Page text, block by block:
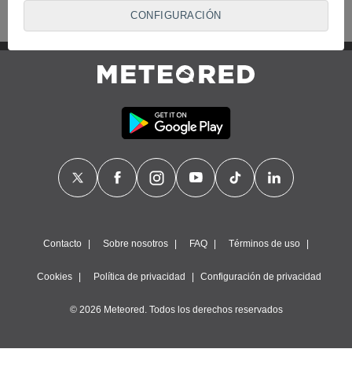
visita en este sitio web, las direcciones IP y los
identificadores de cookies. Es posible que algunos
interés legítimo, algo a lo que puedes oponerte. Para ello,
puede retirar su consentimiento u oponerse al tratamiento de
datos en cualquier momento haciendo clic en"Configurar"
Nosotros y nuestros socios hacemos el siguiente
tratamiento de datos:
Almacenar la información en un dispositivo y/o acceder a
ella, uso de datos limitados para seleccionar anuncios
básicos, crear perfiles para publicidad personalizada, utilizar
selección de contenido personalizado, medir el rendimiento
la combinación de datos procedentes de diferentes fuentes,
con el objetivo de seleccionar el contenido.
CONFIGURACIÓN
Contacto Sobre nosotros FAQ Términos de uso
Cookies Política de privacidad Configuración de privacidad
© 2026 Meteored. Todos los derechos reservados